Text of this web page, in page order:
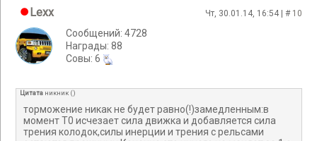
Lexx Чт, 30.01.14, 16:54 | # 10
Сообщений: 4728
Награды: 88
Cовы: 6
Цитата никник ()
торможение никак не будет равно(!)замедленным:в
момент Т0 исчезает сила движка и добавляется сила
трения колодок,силы инерции и трения с рельсами